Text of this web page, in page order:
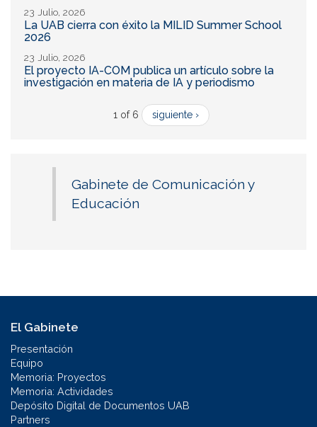
23 Julio, 2026
La UAB cierra con éxito la MILID Summer School
2026
23 Julio, 2026
El proyecto IA-COM publica un artículo sobre la
investigación en materia de IA y periodismo
1 of 6 siguiente ›
Gabinete de Comunicación y
Educación
El Gabinete
Presentación
Equipo
Memoria: Proyectos
Memoria: Actividades
Depósito Digital de Documentos UAB
Partners